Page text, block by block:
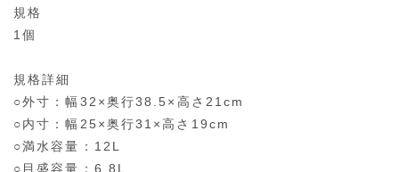
規格
1個
規格詳細
○外寸：幅32×奥行38.5×高さ21cm
○内寸：幅25×奥行31×高さ19cm
○満水容量：12L
○目盛容量：6.8L